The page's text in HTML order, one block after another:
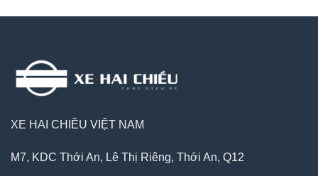
XE HAI CHIỀU VIỆT NAM
M7, KDC Thới An, Lê Thị Riêng, Thới An, Q12